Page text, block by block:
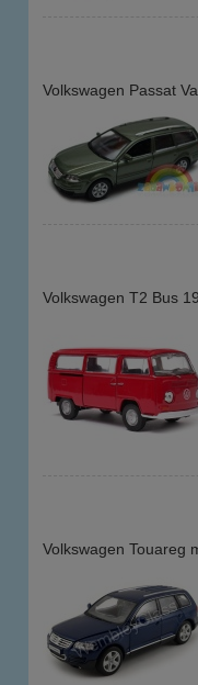
Volkswagen Passat
Volkswagen T2 Bus
Volkswagen Touareg